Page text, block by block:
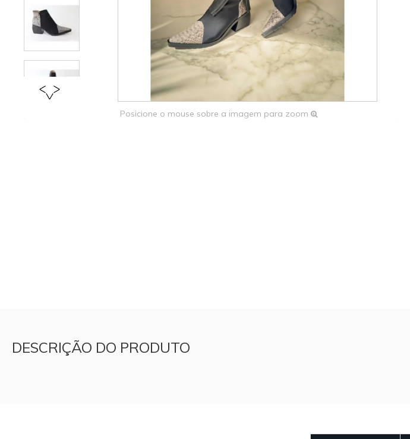
Posicione o mouse sobre a imagem para zoom
DESCRIÇÃO DO PRODUTO